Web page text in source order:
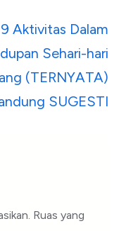
9 Aktivitas Dalam
Sehari-hari
(TERNYATA)
SUGESTI
Ruas yang